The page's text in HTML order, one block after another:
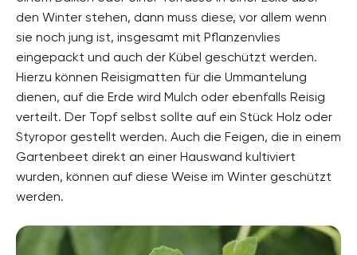
den Winter stehen, dann muss diese, vor allem wenn
sie noch jung ist, insgesamt mit Pflanzenvlies
eingepackt und auch der Kübel geschützt werden.
Hierzu können Reisigmatten für die Ummantelung
dienen, auf die Erde wird Mulch oder ebenfalls Reisig
verteilt. Der Topf selbst sollte auf ein Stück Holz oder
Styropor gestellt werden. Auch die Feigen, die in einem
Gartenbeet direkt an einer Hauswand kultiviert
wurden, können auf diese Weise im Winter geschützt
werden.